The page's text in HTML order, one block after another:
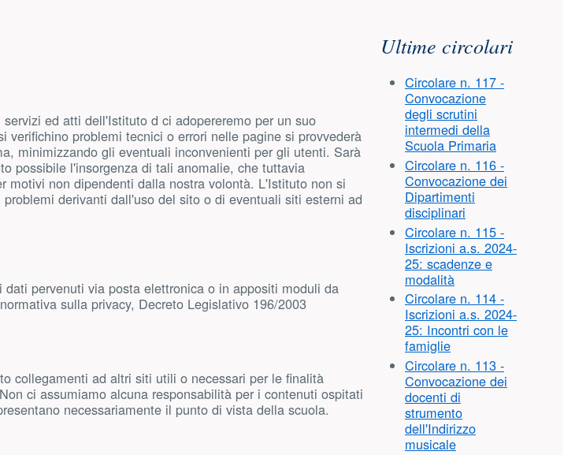
ed atti dell'Istituto d ci adopereremo per un suo
verifichino problemi tecnici o errori nelle pagine si provvederà
minimizzando gli eventuali inconvenienti per gli utenti. Sarà
possibile l'insorgenza di tali anomalie, che tuttavia
motivi non dipendenti dalla nostra volontà. L'Istituto non si
derivanti dall'uso del sito o di eventuali siti esterni ad
pervenuti via posta elettronica o in appositi moduli da
sulla privacy, Decreto Legislativo 196/2003
collegamenti ad altri siti utili o necessari per le finalità
ci assumiamo alcuna responsabilità per i contenuti ospitati
necessariamente il punto di vista della scuola.
Ultime circolari
Circolare n. 117 -
Convocazione
degli scrutini
intermedi della
Scuola Primaria
Circolare n. 116 -
Convocazione dei
Dipartimenti
disciplinari
Circolare n. 115 -
Iscrizioni a.s. 2024-
25: scadenze e
modalità
Circolare n. 114 -
Iscrizioni a.s. 2024-
25: Incontri con le
famiglie
Circolare n. 113 -
Convocazione dei
docenti di
strumento
dell'Indirizzo
musicale